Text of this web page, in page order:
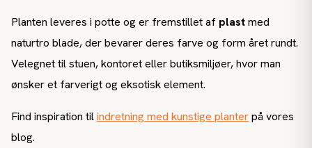
Planten leveres i potte og er fremstillet af plastmed
naturtro blade, der bevarer deres farve og form året rundt.
Velegnet til stuen, kontoret eller butiksmiljøer, hvor man
ønsker et farverigt og eksotisk element.
Find inspiration tilindretning med kunstige planterpå vores
blog.